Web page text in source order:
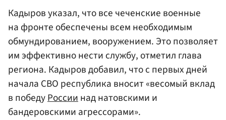
Кадыров указал, что все чеченские военные
на фронте обеспечены всем необходимым
обмундированием, вооружением. Это позволяет
им эффективно нести службу, отметил глава
региона. Кадыров добавил, что с первых дней
начала СВО республика вносит «весомый вклад
в победуРоссиинад натовскими и
бандеровскими агрессорами».